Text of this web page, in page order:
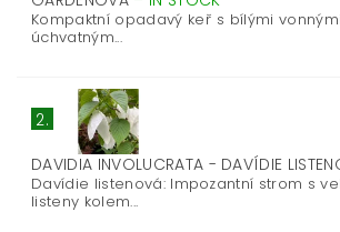
Kompaktní opadavý keř s bílými
úchvatným...
2.
DAVIDIA INVOLUCRATA - DAVÍDIE
Davídie listenová: Impozantní strom s
listeny kolem...